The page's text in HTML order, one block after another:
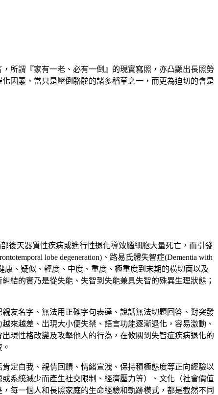
所謂『家有一老、必有一倒』的現實寫照，亦凸顯出長照勞
因素，當只是壓倒駱駝的諸多稻草之一，而更為迫切的會是
後天器質性疾病或進行性退化導致腦細胞大量死亡，而引發
lobe degeneration)、路易氏體失智症(Dementia with
康、疑似、輕度、中度、重度、極重度到末期的橫切面以及
結的實乃是從失能、失智到失能兼具失智的殊異生理狀態；
友名字、無法用正確字句表達、說話無法切題回答、對突發
來越差、出現大小便失禁、語言功能逐漸退化，容易激動、
現性格改變及攻擊他人的行為，在攸關到失智症疾病退化的
定自我、親情回饋、情緒宣洩、保持積極態度等正向經驗以
系統減少而產生社交限制、經濟壓力等）、文化（社會價值
每一個人和長照家庭的生命經驗和軌跡模式，都是截然不同